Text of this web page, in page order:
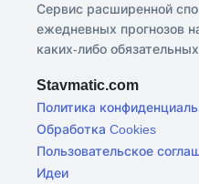
Сервис расширенной
ежедневных прогнозов
каких-либо
Stavmatic.com
Политика
Обработка Cookies
Пользовательское
Идеи